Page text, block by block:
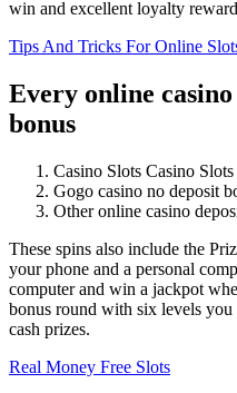
win and excellent loyalty
Tips And Tricks For Online
Every online
bonus
Casino Slots Casino Slots
Gogo casino no deposit
Other online casino
These spins also include the
your phone and a personal
computer and win a jackpot
bonus round with six levels
cash prizes.
Real Money Free Slots